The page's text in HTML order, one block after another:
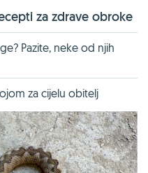
za zdrave obroke
Pazite, neke od njih
za cijelu obitelj